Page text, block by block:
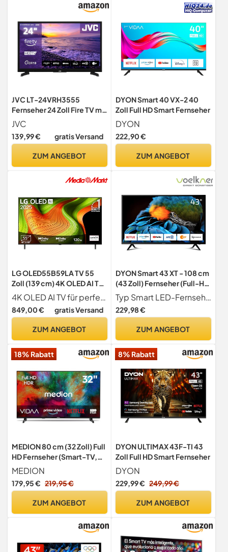
JVC LT-24VRH3555
Fernseher 24 Zoll Fire TV mit
HD-Ready Auflösung Smart
TV
JVC
139,99 € gratis Versand
ZUM ANGEBOT
DYON Smart 40 VX-2 40
Zoll Full HD Smart Fernseher
DYON
222,90 €
ZUM ANGEBOT
LG OLED55B59LA TV 55
Zoll (139 cm) 4K OLED AI TV
(α8 Gen2 4K AI Prozessor,
webOS 25, 120Hz)
[Modelljahr 2025]
4K OLED AI TV für perfektes Schwarz und satte Farben
849,00 € gratis Versand
ZUM ANGEBOT
DYON Smart 43 XT - 108 cm
(43 Zoll) Fernseher (Full-HD
Smart TV, HD Triple Tuner
(DVB-C/-S2/-T2), Prime
Video, Netflix & HbbTV)
Typ Smart LED-Fernseher mit 108 cm (43 Zoll) Bildschirmdiagonale
229,98 €
ZUM ANGEBOT
18% Rabatt
MEDION 80 cm (32 Zoll) Full
HD Fernseher (Smart-TV,
HDR, VIDAA Store, Netflix,
Prime Video, Disney+,
DAZN, Paramount+, HbbTV,
832101)
MEDION
179,95 € 219,95 €
ZUM ANGEBOT
8% Rabatt
DYON ULTIMAX 43F-TI 43
Zoll Full HD Smart Fernseher
DYON
229,99 € 249,99 €
ZUM ANGEBOT